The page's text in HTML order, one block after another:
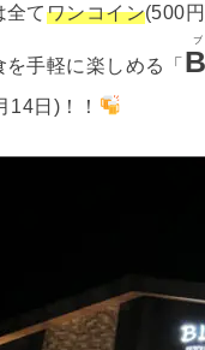
全てワンコイン(500円
を手軽に楽しめる「
14日)！！